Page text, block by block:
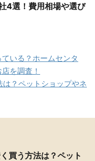
4選！費用相場や選び
いる？ホームセンタ
を調査！
？ペットショップやネ
買う方法は？ペット